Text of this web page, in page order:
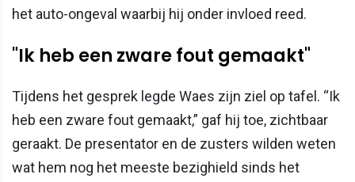
het auto-ongeval waarbij hij onder invloed reed.
"Ik heb een zware fout gemaakt"
Tijdens het gesprek legde Waes zijn ziel op tafel. “Ik
heb een zware fout gemaakt,” gaf hij toe, zichtbaar
geraakt. De presentator en de zusters wilden weten
wat hem nog het meeste bezighield sinds het